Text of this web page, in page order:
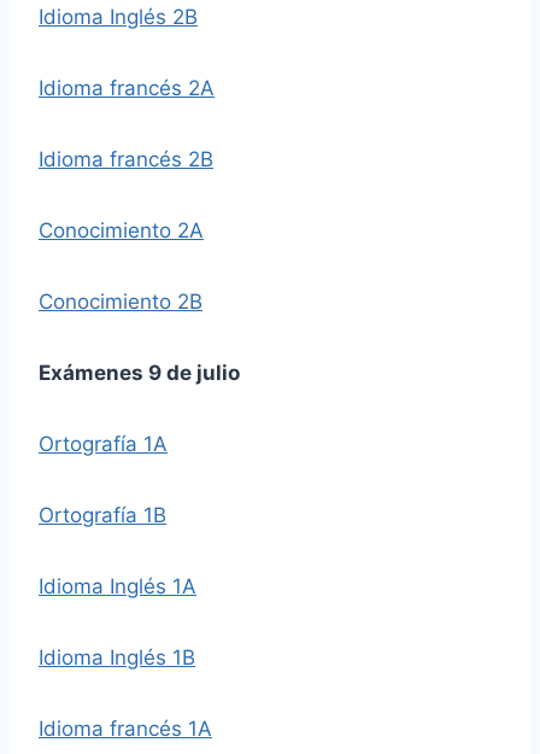
Idioma Inglés 2B
Idioma francés 2A
Idioma francés 2B
Conocimiento 2A
Conocimiento 2B
Exámenes 9 de julio
Ortografía 1A
Ortografía 1B
Idioma Inglés 1A
Idioma Inglés 1B
Idioma francés 1A